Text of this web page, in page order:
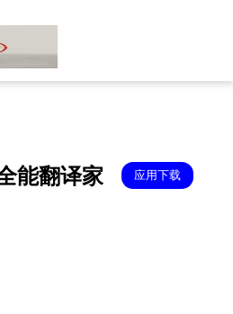
能翻译家 应用下载